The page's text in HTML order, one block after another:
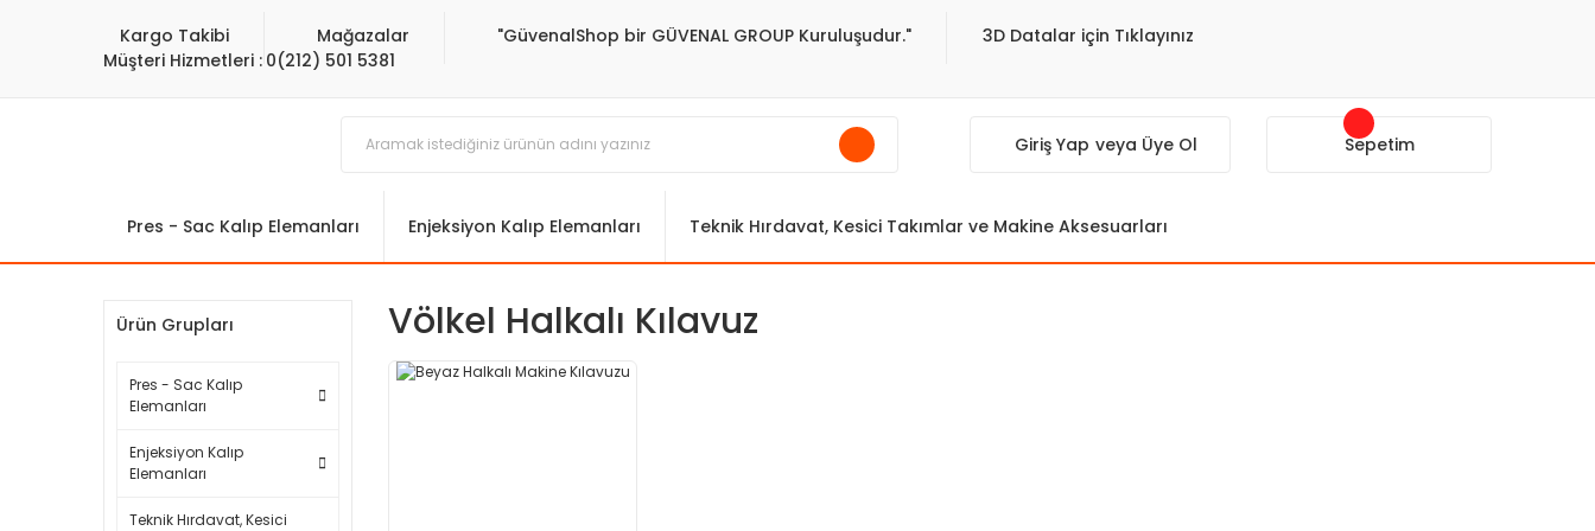
Kargo Takibi Mağazalar "GüvenalShop bir GÜVENAL GROUP Kuruluşudur."
3D Datalar için Tıklayınız
Müşteri Hizmetleri : 0(212) 501 5381
Giriş Yap veya Üye Ol Sepetim
Pres - Sac Kalıp Elemanları Enjeksiyon Kalıp Elemanları Teknik Hırdavat, Kesici Takımlar ve Makine Aksesuarları
Ürün Grupları
Pres - Sac Kalıp
Elemanları
Enjeksiyon Kalıp
Elemanları
Teknik Hırdavat, Kesici
Völkel Halkalı Kılavuz